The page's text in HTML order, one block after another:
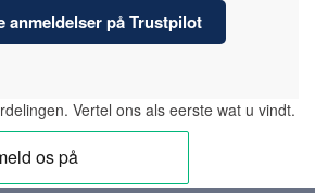
anmeldelser på Trustpilot
Vertel ons als eerste wat u vindt.